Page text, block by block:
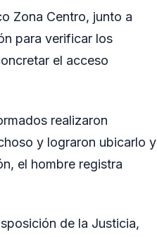
Zona Centro, junto a
para verificar los
el acceso
realizaron
y lograron ubicarlo y
el hombre registra
de la Justicia,